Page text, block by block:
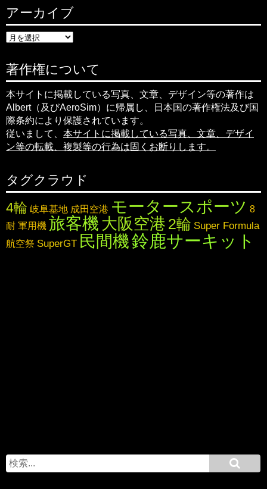
アーカイブ
ア
ー
イ
ブ
著作権について
本サイトに掲載している写真、文章、デザイン等の著作は
Albert（及びAeroSim）に帰属し、日本国の著作権法及び国
際条約により保護されています。
従いまして、 本サイトに掲載している写真、文章、デザイ
ン等の転載、複製等の行為は固くお断りします。
タグクラウド
4輪 岐阜基地 成田空港 モータースポーツ 8
耐 軍用機 旅客機 大阪空港 2輪 Super Formula
航空祭 SuperGT 民間機鈴鹿サーキット
S
e